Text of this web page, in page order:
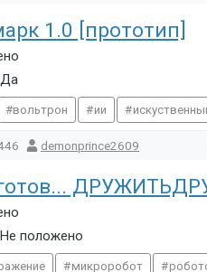
1.0 [прототип]
Да
вольтрон ии
demonprince2609
Не положено
микроробот